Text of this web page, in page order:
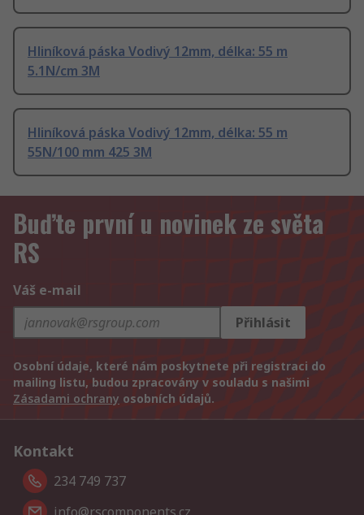
Hliníková páska Vodivý 12mm, délka: 55 m
5.1N/cm 3M
Hliníková páska Vodivý 12mm, délka: 55 m
55N/100 mm 425 3M
Buďte první u novinek ze světa
RS
Váš e-mail
Přihlásit
Osobní údaje, které nám poskytnete při registraci do
mailing listu, budou zpracovány v souladu s našimi
Zásadami ochrany osobních údajů.
Kontakt
234 749 737